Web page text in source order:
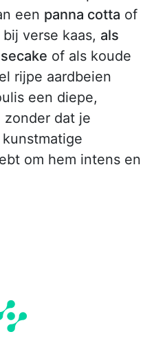
een panna cotta of
bij verse kaas, als
of als koude
rijpe aardbeien
een diepe,
dat je
om hem intens en